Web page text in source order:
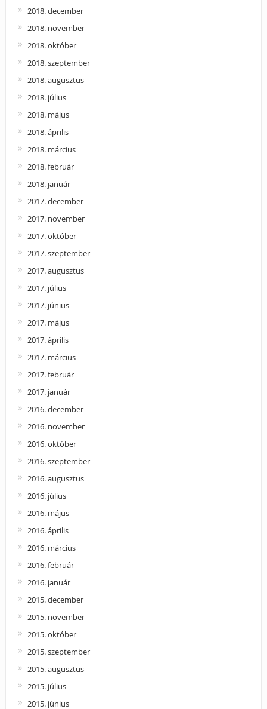
2018. december
2018. november
2018. október
2018. szeptember
2018. augusztus
2018. július
2018. május
2018. április
2018. március
2018. február
2018. január
2017. december
2017. november
2017. október
2017. szeptember
2017. augusztus
2017. július
2017. június
2017. május
2017. április
2017. március
2017. február
2017. január
2016. december
2016. november
2016. október
2016. szeptember
2016. augusztus
2016. július
2016. május
2016. április
2016. március
2016. február
2016. január
2015. december
2015. november
2015. október
2015. szeptember
2015. augusztus
2015. július
2015. június